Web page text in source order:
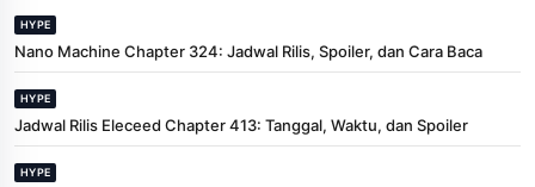
HYPE
Nano Machine Chapter 324: Jadwal Rilis, Spoiler, dan Cara Baca
HYPE
Jadwal Rilis Eleceed Chapter 413: Tanggal, Waktu, dan Spoiler
HYPE